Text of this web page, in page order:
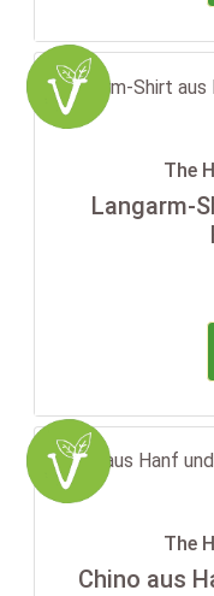
The
Langarm-
The
Chino aus